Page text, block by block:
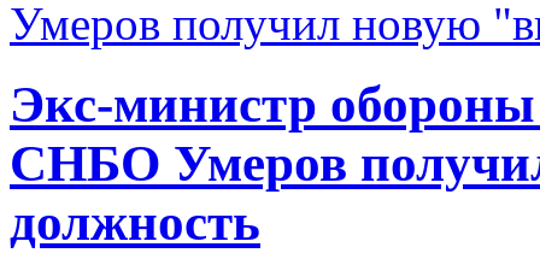
Экс-министр
СНБО Умеров
должность